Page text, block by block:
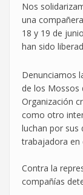
Nos
una
18 y 19 de
han sido
Denunciamos
de los Mossos
Organización
como otro
luchan por sus
trabajadora en
Contra la
compañías